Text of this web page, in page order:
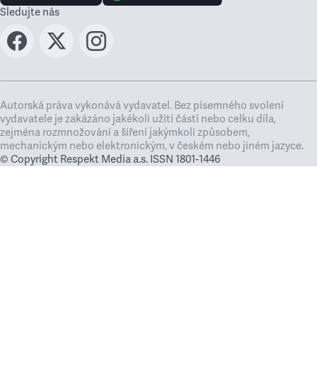
Sledujte nás
Autorská práva vykonává vydavatel. Bez písemného svolení
vydavatele je zakázáno jakékoli užití částí nebo celku díla,
zejména rozmnožování a šíření jakýmkoli způsobem,
mechanickým nebo elektronickým, v českém nebo jiném jazyce.
© Copyright Respekt Media a.s. ISSN 1801-1446